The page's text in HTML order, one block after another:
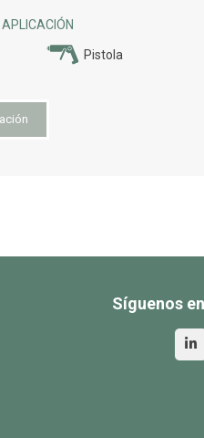
Pistola
Síguenos